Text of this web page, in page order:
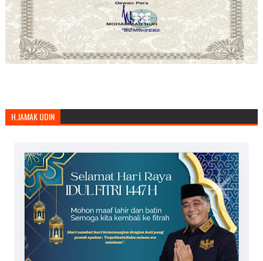
H.JAMAK UDIN